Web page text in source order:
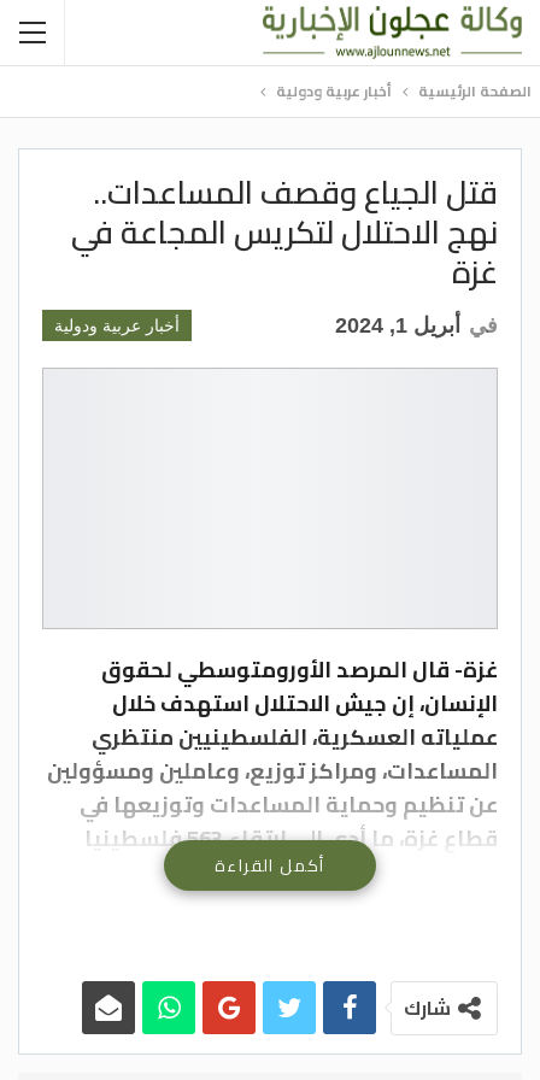
الصفحة الرئيسية أخبار عربية ودولية
قتل الجياع وقصف المساعدات..
نهج الاحتلال لتكريس المجاعة في
غزة
أخبار عربية ودولية في أبريل 1, 2024
غزة- قال المرصد الأورومتوسطي لحقوق
الإنسان، إن جيش الاحتلال استهدف خلال
عملياته العسكرية، الفلسطينيين منتظري
المساعدات، ومراكز توزيع، وعاملين ومسؤولين
عن تنظيم وحماية المساعدات وتوزيعها في
قطاع غزة، ما أدى إلى ارتقاء 563 فلسطينيا
متعمد لتكريس المجاعة في غزة”، في المدة ما
بين 11 كانون الثاني (يناير) – 23 آذار(مارس)،
استشهاد 256 فلسطينيا في منطقة دوار
أكمل القراءة
شارك